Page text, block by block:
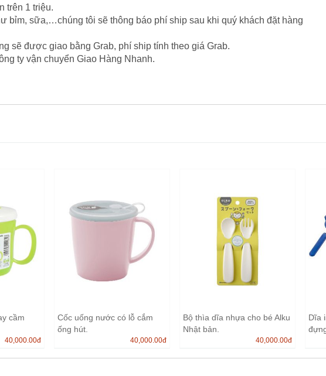
trên 1 triệu.
bỉm, sữa,…chúng tôi sẽ thông báo phí ship sau khi quý khách đặt hàng
sẽ được giao bằng Grab, phí ship tính theo giá Grab.
ty vận chuyển Giao Hàng Nhanh.
cầm
40,000.00đ
Cốc uống nước có lỗ cắm
ống hút.
40,000.00đ
Bộ thìa dĩa nhựa cho bé Alku
Nhật bản.
40,000.00đ
Dĩa